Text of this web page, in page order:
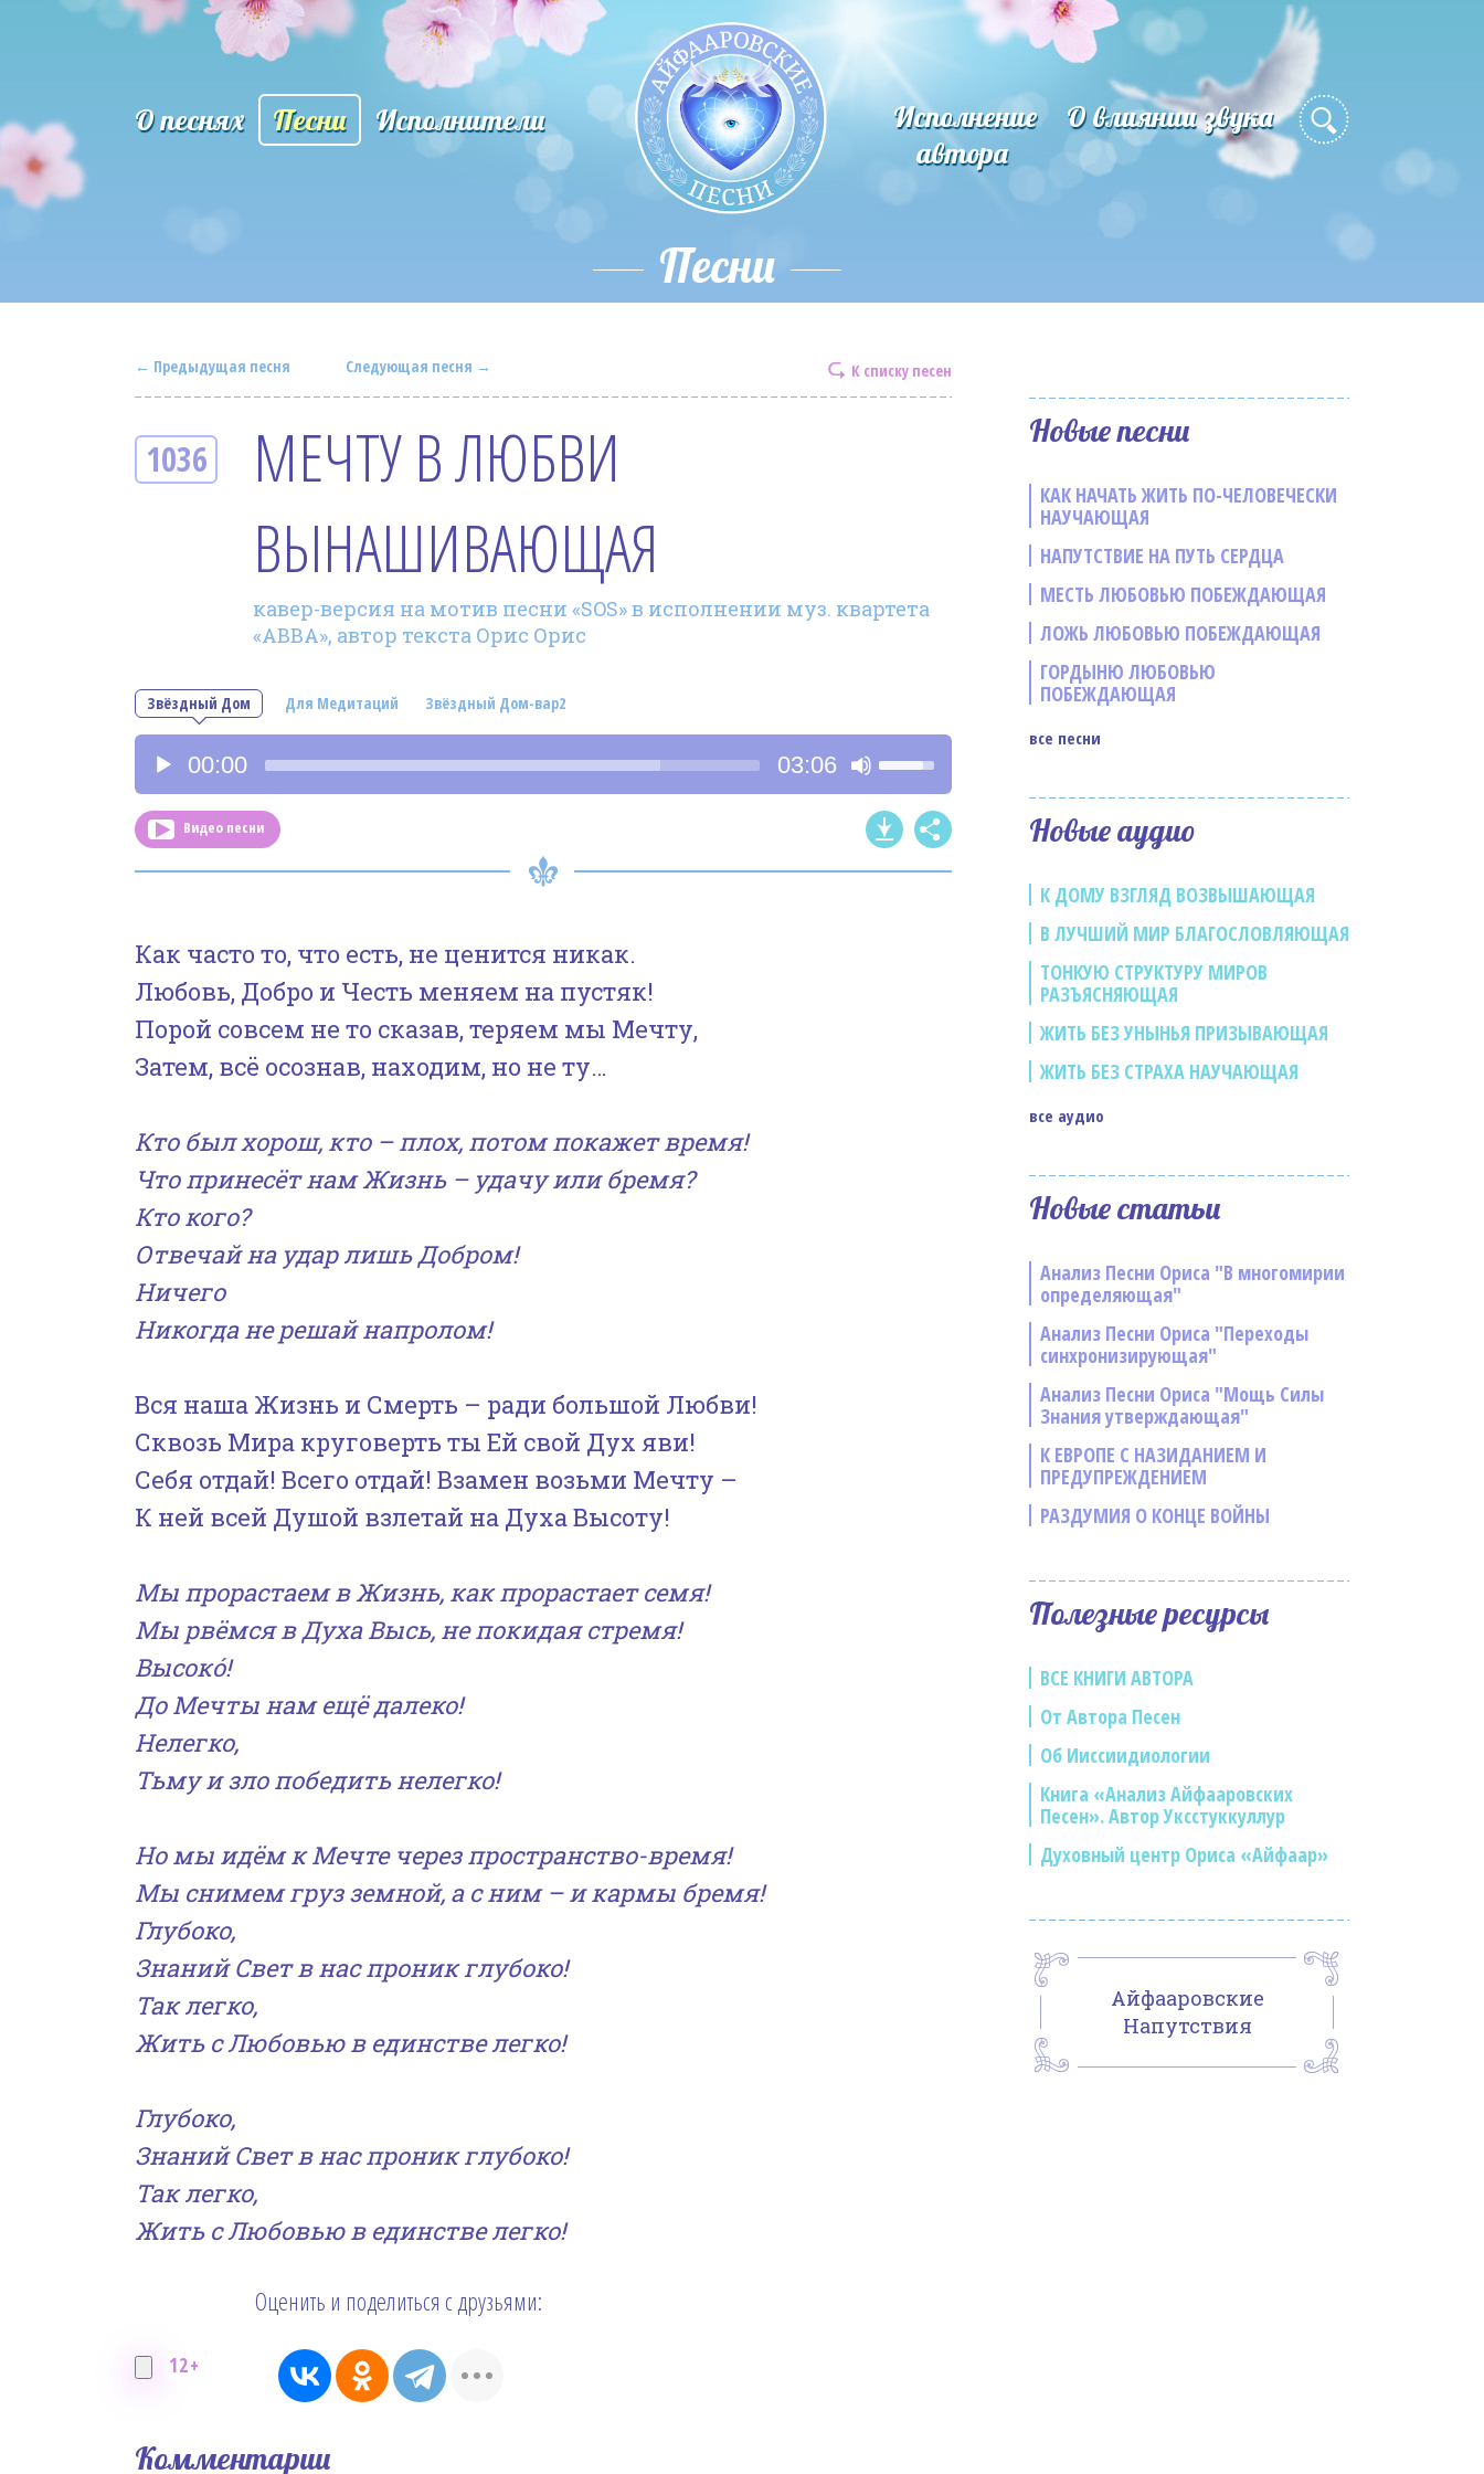
О песнях Песни Исполнители
Исполнение
автора
О влиянии звука
Песни
← Предыдущая песня К списку песен
Следующая песня →
1036
МЕЧТУ В ЛЮБВИ
ВЫНАШИВАЮЩАЯ
кавер-версия на мотив песни «SOS» в исполнении муз. квартета
«АBBА», автор текста Орис Орис
Звёздный Дом Для Медитаций Звёздный Дом-вар2
Аудиоплеер
00:00 03:06
Используйте
клавиши
со
стрелками
Видео песни
Как часто то, что есть, не ценится никак.
Любовь, Добро и Честь меняем на пустяк!
Порой совсем не то сказав, теряем мы Мечту,
Затем, всё осознав, находим, но не ту…
Кто был хорош, кто – плох, потом покажет время!
Что принесёт нам Жизнь – удачу или бремя?
Кто кого?
Отвечай на удар лишь Добром!
Ничего
Никогда не решай напролом!
Вся наша Жизнь и Смерть – ради большой Любви!
Сквозь Мира круговерть ты Ей свой Дух яви!
Себя отдай! Всего отдай! Взамен возьми Мечту –
К ней всей Душой взлетай на Духа Высоту!
Мы прорастаем в Жизнь, как прорастает семя!
Мы рвёмся в Духа Высь, не покидая стремя!
Высокó!
До Мечты нам ещё далеко!
Нелегко,
Тьму и зло победить нелегко!
Но мы идём к Мечте через пространство-время!
Мы снимем груз земной, а с ним – и кармы бремя!
Глубоко,
Знаний Свет в нас проник глубоко!
Так легко,
Жить с Любовью в единстве легко!
Глубоко,
Знаний Свет в нас проник глубоко!
Так легко,
Жить с Любовью в единстве легко!
12+
Оценить и поделиться с друзьями:
Комментарии
Новые песни
КАК НАЧАТЬ ЖИТЬ ПО-ЧЕЛОВЕЧЕСКИ
НАУЧАЮЩАЯ
НАПУТСТВИЕ НА ПУТЬ СЕРДЦА
МЕСТЬ ЛЮБОВЬЮ ПОБЕЖДАЮЩАЯ
ЛОЖЬ ЛЮБОВЬЮ ПОБЕЖДАЮЩАЯ
ГОРДЫНЮ ЛЮБОВЬЮ
ПОБЕЖДАЮЩАЯ
все песни
Новые аудио
К ДОМУ ВЗГЛЯД ВОЗВЫШАЮЩАЯ
В ЛУЧШИЙ МИР БЛАГОСЛОВЛЯЮЩАЯ
ТОНКУЮ СТРУКТУРУ МИРОВ
РАЗЪЯСНЯЮЩАЯ
ЖИТЬ БЕЗ УНЫНЬЯ ПРИЗЫВАЮЩАЯ
ЖИТЬ БЕЗ СТРАХА НАУЧАЮЩАЯ
все аудио
Новые статьи
Анализ Песни Ориса "В многомирии
определяющая"
Анализ Песни Ориса "Переходы
синхронизирующая"
Анализ Песни Ориса "Мощь Силы
Знания утверждающая"
К ЕВРОПЕ С НАЗИДАНИЕМ И
ПРЕДУПРЕЖДЕНИЕМ
РАЗДУМИЯ О КОНЦЕ ВОЙНЫ
Полезные ресурсы
ВСЕ КНИГИ АВТОРА
От Автора Песен
Об Ииссиидиологии
Книга «Анализ Айфааровских
Песен». Автор Уксстуккуллур
Духовный центр Ориса «Айфаар»
Айфааровские
Напутствия